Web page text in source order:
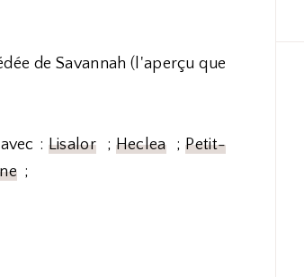
de Savannah (l'aperçu que
: Lisalor; Heclea;Petit-
;